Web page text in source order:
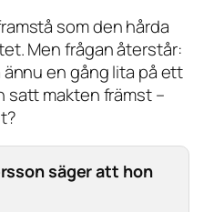
som den hårda
Men frågan återstår:
ännu en gång lita på ett
satt makten främst –
säger att hon